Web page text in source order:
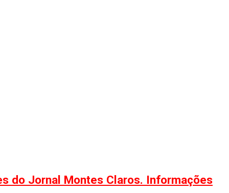
do Jornal Montes Claros. Informações